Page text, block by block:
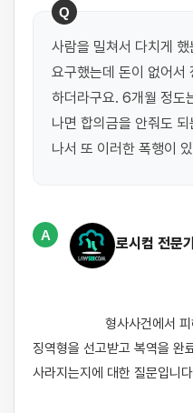
Q
사람을 밀쳐서 다치게
요구했는데 돈이 없어서
하더라구요. 6개월 정도
나면 합의금을 안줘도
나서 또 이러한 폭행이
A
로시컴 전문
징역형을 선고받고 복역을 완
사라지는지에 대한 질문입니